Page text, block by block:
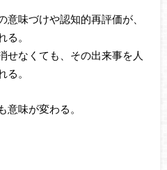
意味づけや認知的再評価が、
。
せなくても、その出来事を人
。
味が変わる。